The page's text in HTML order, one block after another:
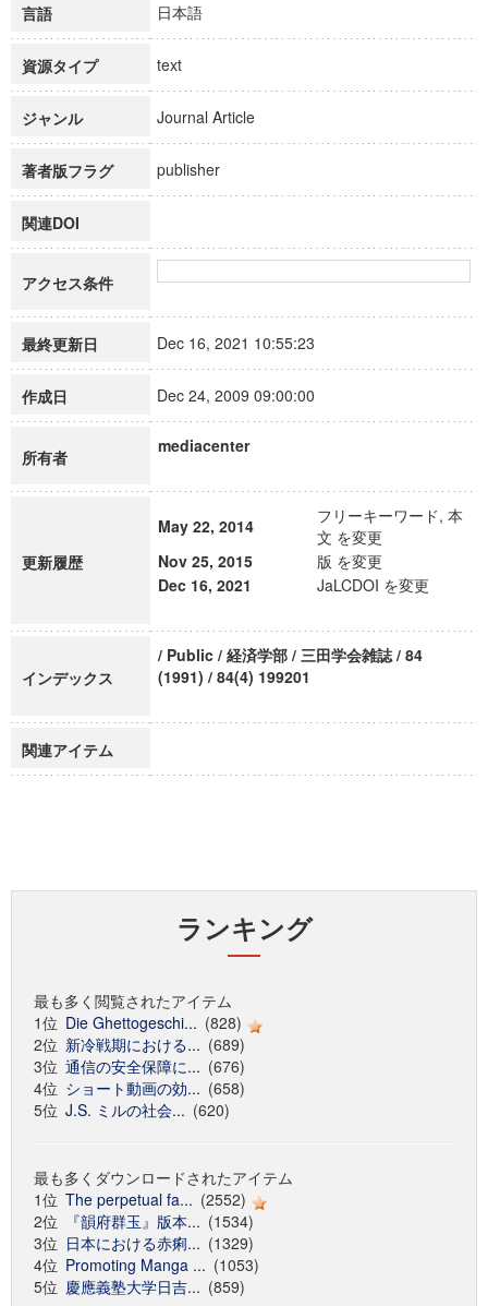
言語 日本語
資源タイプ text
ジャンル Journal Article
著者版フラグ publisher
関連DOI
アクセス条件
最終更新日 Dec 16, 2021 10:55:23
作成日 Dec 24, 2009 09:00:00
所有者
mediacenter
更新履歴
May 22, 2014
フリーキーワード, 本
文 を変更
Nov 25, 2015
版 を変更
Dec 16, 2021
JaLCDOI を変更
インデックス
/ Public / 経済学部 / 三田学会雑誌 / 84
(1991) / 84(4) 199201
関連アイテム
ランキング
最も多く閲覧されたアイテム
1位 Die Ghettogeschi... (828)
2位 新冷戦期における... (689)
3位 通信の安全保障に... (676)
4位 ショート動画の効... (658)
5位 J.S. ミルの社会... (620)
最も多くダウンロードされたアイテム
1位 The perpetual fa... (2552)
2位
『韻府群玉』版本... (1534)
3位 日本における赤痢... (1329)
4位 Promoting Manga ... (1053)
5位 慶應義塾大学日吉... (859)